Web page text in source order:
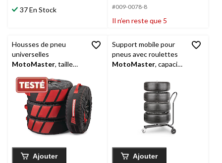
37 En Stock #009-0078-8
Il n’en reste que 5
Housses de pneu
universelles
MotoMaster, taille
Ajouter
Support mobile pour
pneus avec roulettes
MotoMaster, capacité
Ajouter